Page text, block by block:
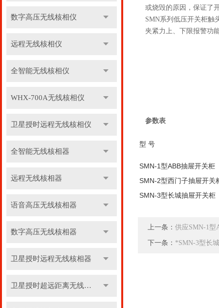
数字高压无线核相仪
远程无线核相仪
全智能无线核相仪
WHX-700A无线核相仪
卫星授时远程无线核相仪
全智能无线核相器
远程无线核相器
语音高压无线核相器
数字高压无线核相器
卫星授时远程无线核相器
卫星授时超远距离无线核相器
或烧毁的原因，保证了
SMN系列低压开关柜触
夹紧力上、下限报警功
参数表
型 号
SMN-1型ABB抽屉开关柜
SMN-2型西门子抽屉开关
SMN-3型长城抽屉开关柜
上一条： 供应SMN-1型
下一条： *SMN-3型长